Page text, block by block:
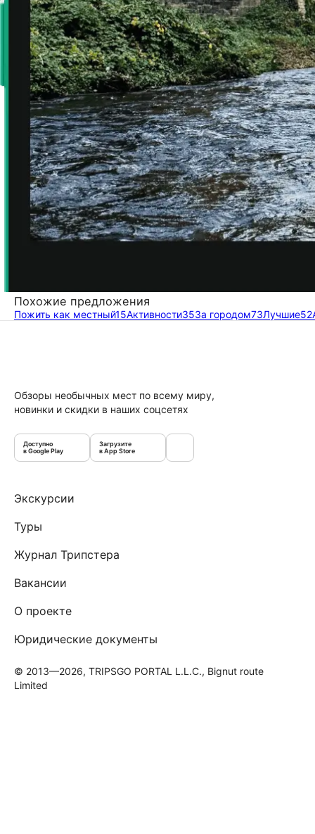
Похожие предложения
Пожить как местный15Активности35За городом73Лучшие52
Обзоры необычных мест по всему миру,
новинки и скидки в наших соцсетях
Доступно
в Google Play
Загрузите
в App Store
Экскурсии
Туры
Журнал Трипстера
Вакансии
О проекте
Юридические документы
© 2013—2026, TRIPSGO PORTAL L.L.C., Bignut route
Limited